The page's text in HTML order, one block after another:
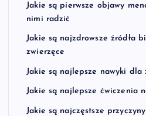
Jakie są pierwsze objawy
nimi radzić
Jakie są najzdrowsze źródła
zwierzęce
Jakie są najlepsze nawyki dla
Jakie są najlepsze ćwiczenia
Jakie są najczęstsze